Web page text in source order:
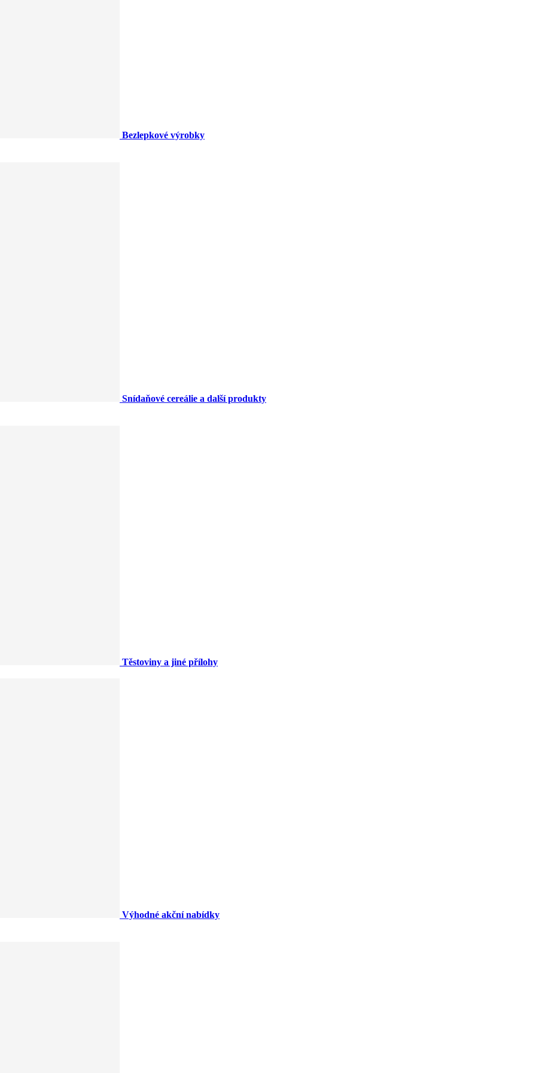
Bezlepkové výrobky
Snídaňové cereálie a další produkty
Těstoviny a jiné přílohy
Výhodné akční nabídky